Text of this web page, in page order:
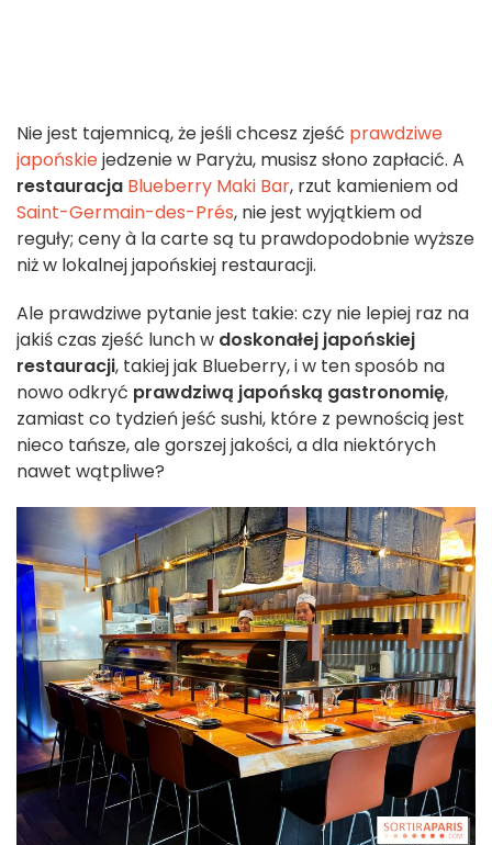
Nie jest tajemnicą, że jeśli chcesz zjeść prawdziwe
japońskiejedzenie w Paryżu, musisz słono zapłacić. A
restauracja Blueberry Maki Bar, rzut kamieniem od
Saint-Germain-des-Prés, nie jest wyjątkiem od
reguły; ceny à la carte są tu prawdopodobnie wyższe
niż w lokalnej japońskiej restauracji.
Ale prawdziwe pytanie jest takie: czy nie lepiej raz na
jakiś czas zjeść lunch w doskonałej japońskiej
restauracji, takiej jak Blueberry, i w ten sposób na
nowo odkryć prawdziwą japońską gastronomię,
zamiast co tydzień jeść sushi, które z pewnością jest
nieco tańsze, ale gorszej jakości, a dla niektórych
nawet wątpliwe?